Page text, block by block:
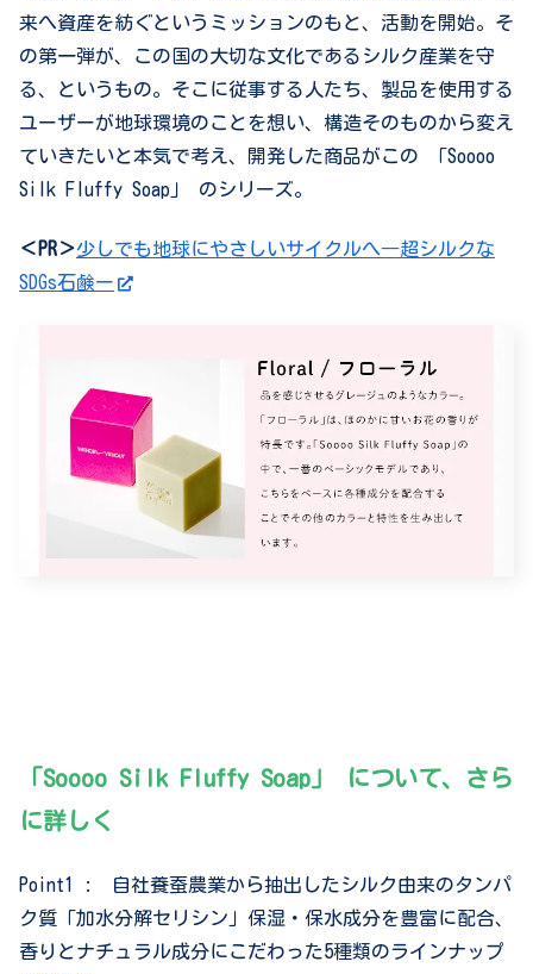
来へ資産を紡ぐというミッションのもと、活動を開始。そ
の第一弾が、この国の大切な文化であるシルク産業を守
る、というもの。そこに従事する人たち、製品を使用する
ユーザーが地球環境のことを想い、構造そのものから変え
ていきたいと本気で考え、開発した商品がこの
「Soooo
Silk Fluffy Soap」
のシリーズ。
＜PR＞少しでも地球にやさしいサイクルへ―超シルクな
SDGs石鹸ー
「Soooo Silk Fluffy Soap」
について、さら
に詳しく
Point1 : 自社養蚕農業から抽出したシルク由来のタンパ
ク質「加水分解セリシン」保湿・保水成分を豊富に配合、
香りとナチュラル成分にこだわった5種類のラインナップ